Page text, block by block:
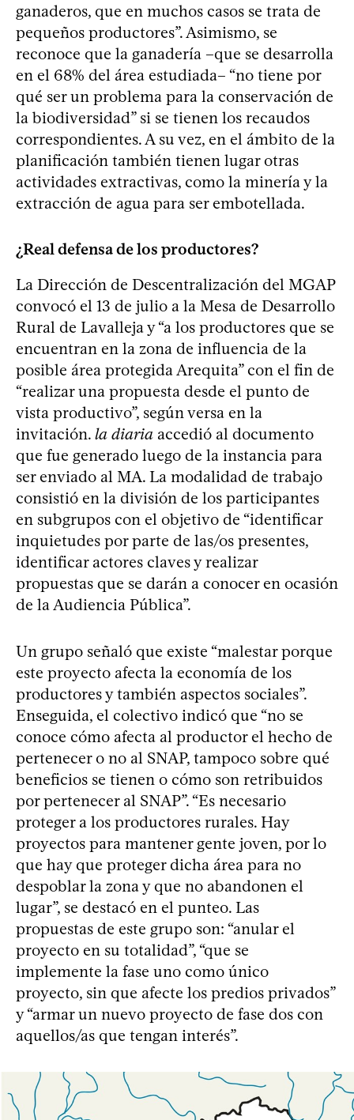
ganaderos, que en muchos casos se trata de
pequeños productores”. Asimismo, se
reconoce que la ganadería –que se desarrolla
en el 68% del área estudiada– “no tiene por
qué ser un problema para la conservación de
la biodiversidad” si se tienen los recaudos
correspondientes. A su vez, en el ámbito de la
planificación también tienen lugar otras
actividades extractivas, como la minería y la
extracción de agua para ser embotellada.
¿Real defensa de los productores?
La Dirección de Descentralización del MGAP
convocó el 13 de julio a la Mesa de Desarrollo
Rural de Lavalleja y “a los productores que se
encuentran en la zona de influencia de la
posible área protegida Arequita” con el fin de
“realizar una propuesta desde el punto de
vista productivo”, según versa en la
invitación. la diaria accedió al documento
que fue generado luego de la instancia para
ser enviado al MA. La modalidad de trabajo
consistió en la división de los participantes
en subgrupos con el objetivo de “identificar
inquietudes por parte de las/os presentes,
identificar actores claves y realizar
propuestas que se darán a conocer en ocasión
de la Audiencia Pública”.
Un grupo señaló que existe “malestar porque
este proyecto afecta la economía de los
productores y también aspectos sociales”.
Enseguida, el colectivo indicó que “no se
conoce cómo afecta al productor el hecho de
pertenecer o no al SNAP, tampoco sobre qué
beneficios se tienen o cómo son retribuidos
por pertenecer al SNAP”. “Es necesario
proteger a los productores rurales. Hay
proyectos para mantener gente joven, por lo
que hay que proteger dicha área para no
despoblar la zona y que no abandonen el
lugar”, se destacó en el punteo. Las
propuestas de este grupo son: “anular el
proyecto en su totalidad”, “que se
implemente la fase uno como único
proyecto, sin que afecte los predios privados”
y “armar un nuevo proyecto de fase dos con
aquellos/as que tengan interés”.